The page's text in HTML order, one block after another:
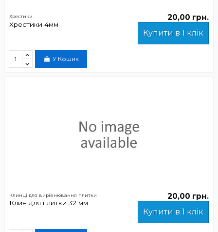
Хрестики
Хрестики 4мм
20,00 грн.
Купити в 1 клік
У Кошик
Клинці для вирівнювання плитки
Клин для плитки 32 мм
20,00 грн.
Купити в 1 клік